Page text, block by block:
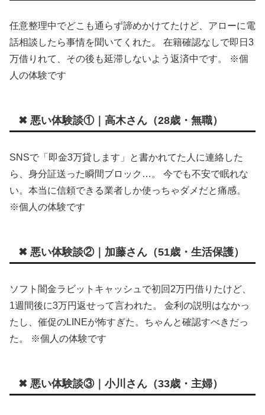
任意整理中でどこも通らず諦めかけてたけど、アローに電
話相談したら事情を聞いてくれた。 在籍確認なしで即日3
万借りれて、その後も延滞しないよう返済中です。 ※個
人の体験です
✖ 悪い体験談①｜高木さん（28歳・無職）
SNSで「即金3万貸します」と書かれてた人に連絡した
ら、身分証送った瞬間ブロック…。 今でも不安で眠れな
い。本当に信頼できる業者しか使っちゃダメだと痛感。
※個人の体験です
✖ 悪い体験談②｜加藤さん（51歳・生活保護）
ソフト闇金ラビットキャッシュで初回2万円借りたけど、
1週間後に3万円返せって言われた。 金利の説明はなかっ
たし、催促のLINEが怖すぎた。ちゃんと確認すべきだっ
た。 ※個人の体験です
✖ 悪い体験談③｜小川さん（33歳・主婦）